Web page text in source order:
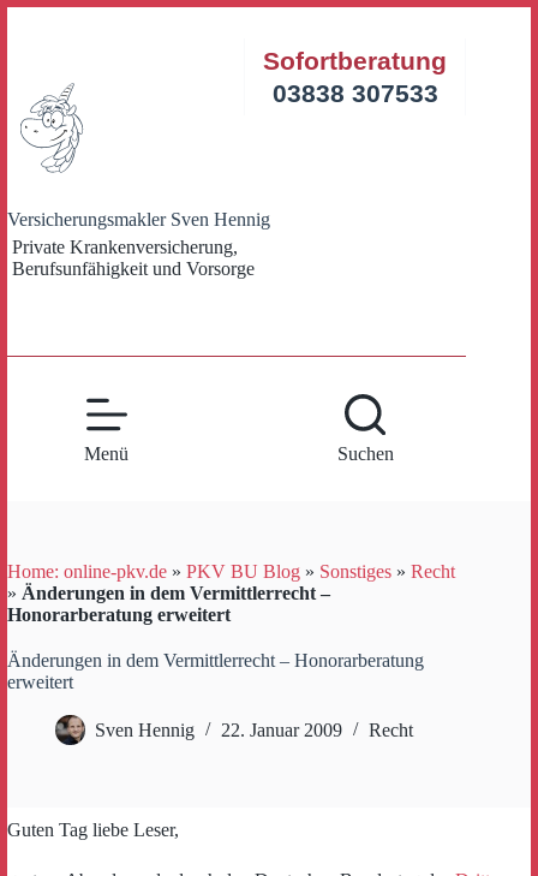
Versicherungsmakler Sven Hennig
Private Krankenversicherung,
Berufsunfähigkeit und Vorsorge
Sofortberatung
03838 307533
Menü Suchen
Home: online-pkv.de » PKV BU Blog » Sonstiges » Recht
» Änderungen in dem Vermittlerrecht –
Honorarberatung erweitert
Änderungen in dem Vermittlerrecht – Honorarberatung
erweitert
Sven Hennig 22. Januar 2009 Recht
Guten Tag liebe Leser,